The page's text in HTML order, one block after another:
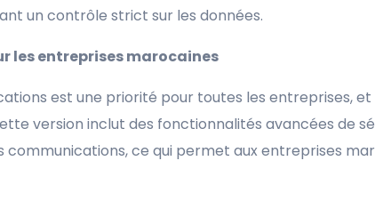
un contrôle strict sur les données.
les entreprises marocaines
est une priorité pour toutes les entreprises, et
version inclut des fonctionnalités avancées de
ce qui permet aux entreprises